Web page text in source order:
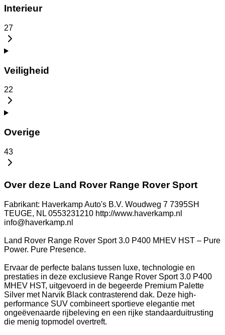
Interieur
27
Veiligheid
22
Overige
43
Over deze Land Rover Range Rover Sport
Fabrikant: Haverkamp Auto's B.V. Woudweg 7 7395SH
TEUGE, NL 0553231210 http://www.haverkamp.nl
info@haverkamp.nl
Land Rover Range Rover Sport 3.0 P400 MHEV HST – Pure
Power. Pure Presence.
Ervaar de perfecte balans tussen luxe, technologie en
prestaties in deze exclusieve Range Rover Sport 3.0 P400
MHEV HST, uitgevoerd in de begeerde Premium Palette
Silver met Narvik Black contrasterend dak. Deze high-
performance SUV combineert sportieve elegantie met
ongeëvenaarde rijbeleving en een rijke standaarduitrusting
die menig topmodel overtreft.